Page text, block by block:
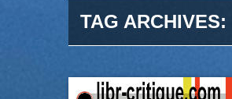
TAG ARCHIVES: